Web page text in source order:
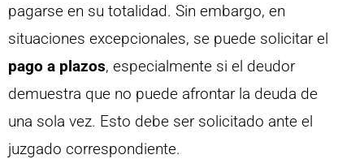
pagarse en su totalidad. Sin embargo, en
situaciones excepcionales, se puede solicitar el
pago a plazos, especialmente si el deudor
demuestra que no puede afrontar la deuda de
una sola vez. Esto debe ser solicitado ante el
juzgado correspondiente.